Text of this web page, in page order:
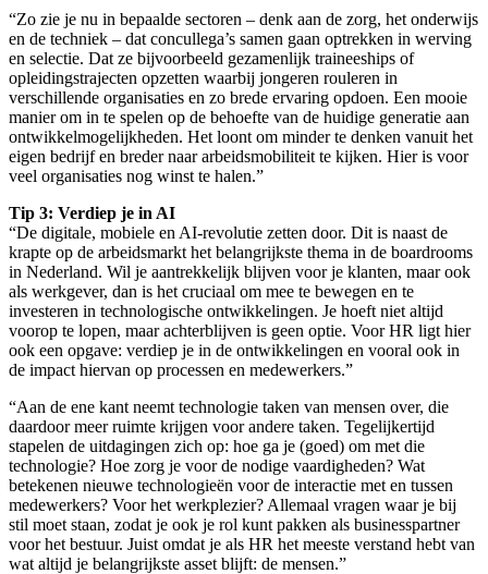
“Zo zie je nu in bepaalde sectoren – denk aan de zorg, het onderwijs
en de techniek – dat concullega’s samen gaan optrekken in werving
en selectie. Dat ze bijvoorbeeld gezamenlijk traineeships of
opleidingstrajecten opzetten waarbij jongeren rouleren in
verschillende organisaties en zo brede ervaring opdoen. Een mooie
manier om in te spelen op de behoefte van de huidige generatie aan
ontwikkelmogelijkheden. Het loont om minder te denken vanuit het
eigen bedrijf en breder naar arbeidsmobiliteit te kijken. Hier is voor
veel organisaties nog winst te halen.”
Tip 3: Verdiep je in AI
“De digitale, mobiele en AI-revolutie zetten door. Dit is naast de
krapte op de arbeidsmarkt het belangrijkste thema in de boardrooms
in Nederland. Wil je aantrekkelijk blijven voor je klanten, maar ook
als werkgever, dan is het cruciaal om mee te bewegen en te
investeren in technologische ontwikkelingen. Je hoeft niet altijd
voorop te lopen, maar achterblijven is geen optie. Voor HR ligt hier
ook een opgave: verdiep je in de ontwikkelingen en vooral ook in
de impact hiervan op processen en medewerkers.”
“Aan de ene kant neemt technologie taken van mensen over, die
daardoor meer ruimte krijgen voor andere taken. Tegelijkertijd
stapelen de uitdagingen zich op: hoe ga je (goed) om met die
technologie? Hoe zorg je voor de nodige vaardigheden? Wat
betekenen nieuwe technologieën voor de interactie met en tussen
medewerkers? Voor het werkplezier? Allemaal vragen waar je bij
stil moet staan, zodat je ook je rol kunt pakken als businesspartner
voor het bestuur. Juist omdat je als HR het meeste verstand hebt van
wat altijd je belangrijkste asset blijft: de mensen.”